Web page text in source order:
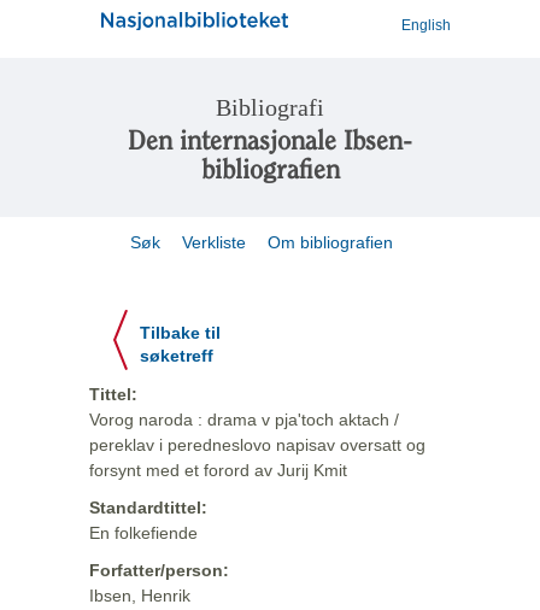
English
Bibliografi
Den internasjonale Ibsen-
bibliografien
Søk Verkliste Om bibliografien
Tilbake til
søketreff
Tittel:
Vorog naroda : drama v pja'toch aktach /
pereklav i peredneslovo napisav oversatt og
forsynt med et forord av Jurij Kmit
Standardtittel:
En folkefiende
Forfatter/person:
Ibsen, Henrik